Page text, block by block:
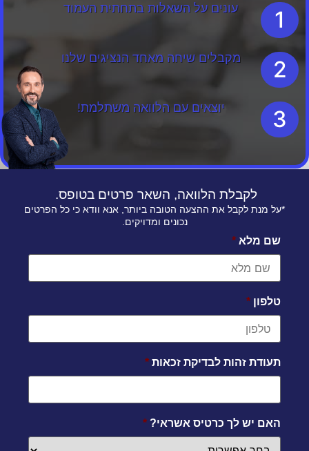
1 עונים על השאלות בתחתית העמוד
2 מקבלים שיחה מאחד הנציגים שלנו
3 יוצאים עם הלוואה משתלמת!
לקבלת הלוואה, השאר פרטים בטופס.
*על מנת לקבל את ההצעה הטובה ביותר, אנא וודא כי כל הפרטים
נכונים ומדויקים.
שם מלא *
טלפון *
תעודת זהות לבדיקת זכאות *
האם יש לך כרטיס אשראי? *